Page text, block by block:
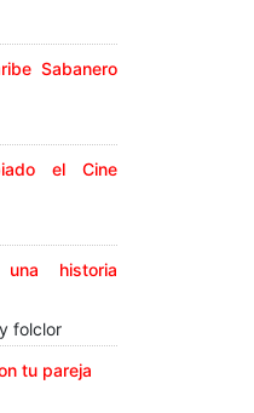
Sabanero
el Cine
historia
folclor
tu pareja